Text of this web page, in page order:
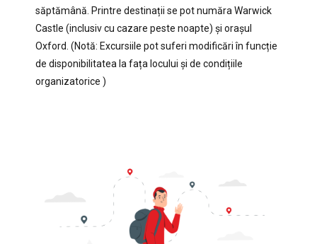
săptămână. Printre destinații se pot număra Warwick
Castle (inclusiv cu cazare peste noapte) și orașul
Oxford. (Notă: Excursiile pot suferi modificări în funcție
de disponibilitatea la fața locului și de condițiile
organizatorice )